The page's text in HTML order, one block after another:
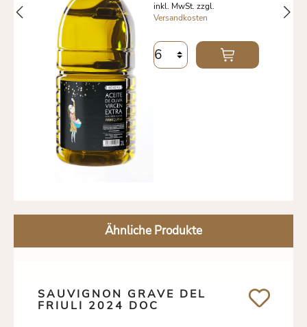
inkl. MwSt. zzgl.
Versandkosten
Ähnliche Produkte
SAUVIGNON GRAVE DEL
FRIULI 2024 DOC